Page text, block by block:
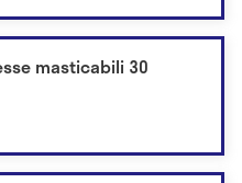
masticabili 30